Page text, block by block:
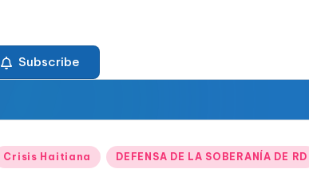
Subscribe
Crisis Haitiana DEFENSA DE LA SOBERANÍA DE RD